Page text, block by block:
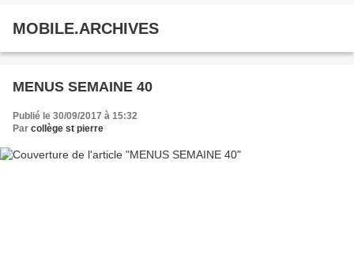
MOBILE.ARCHIVES
MENUS SEMAINE 40
Publié le 30/09/2017 à 15:32
Par collège st pierre